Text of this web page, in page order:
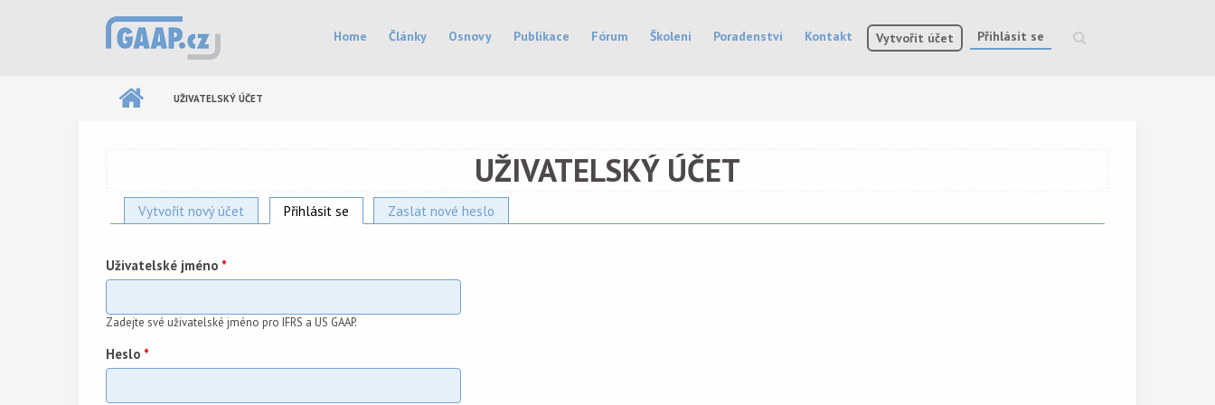
Vyhledávání
Hlavní menu
Home Články Osnovy Publikace Fórum Školení Poradenství Kontakt Vytvořit účet Přihlásit se
UŽIVATELSKÝ ÚČET
UŽIVATELSKÝ ÚČET
Hlavní záložky
Vytvořit nový účet Přihlásit se (aktivní záložka)
Zaslat nové heslo
Uživatelské jméno *
Zadejte své uživatelské jméno pro IFRS a US GAAP.
Heslo *